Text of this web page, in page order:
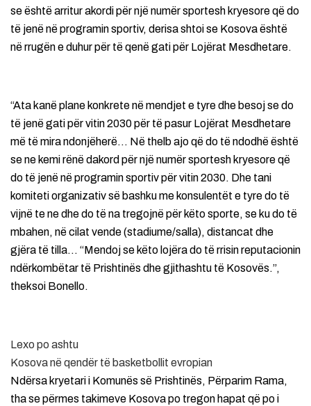
se është arritur akordi për një numër sportesh kryesore që do
të jenë në programin sportiv, derisa shtoi se Kosova është
në rrugën e duhur për të qenë gati për Lojërat Mesdhetare.
“Ata kanë plane konkrete në mendjet e tyre dhe besoj se do
të jenë gati për vitin 2030 për të pasur Lojërat Mesdhetare
më të mira ndonjëherë… Në thelb ajo që do të ndodhë është
se ne kemi rënë dakord për një numër sportesh kryesore që
do të jenë në programin sportiv për vitin 2030. Dhe tani
komiteti organizativ së bashku me konsulentët e tyre do të
vijnë te ne dhe do të na tregojnë për këto sporte, se ku do të
mbahen, në cilat vende (stadiume/salla), distancat dhe
gjëra të tilla… “Mendoj se këto lojëra do të rrisin reputacionin
ndërkombëtar të Prishtinës dhe gjithashtu të Kosovës.”,
theksoi Bonello.
Lexo po ashtu
Kosova në qendër të basketbollit evropian
Ndërsa kryetari i Komunës së Prishtinës, Përparim Rama,
tha se përmes takimeve Kosova po tregon hapat që po i